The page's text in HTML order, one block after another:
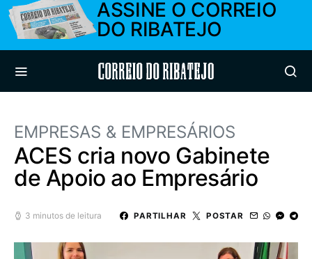
ASSINE O CORREIO
DO RIBATEJO
Correio do Ribatejo
EMPRESAS & EMPRESÁRIOS
ACES cria novo Gabinete
de Apoio ao Empresário
3 minutos de leitura PARTILHAR POSTAR